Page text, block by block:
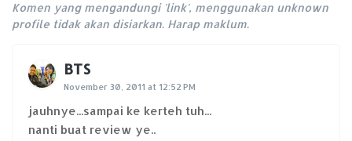
Komen yang mengandungi 'link', menggunakan unknown
profile tidak akan disiarkan. Harap maklum.
BTS
November 30, 2011 at 12:52 PM
jauhnye...sampai ke kerteh tuh...
nanti buat review ye..